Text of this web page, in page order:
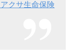
アクサ生命保険